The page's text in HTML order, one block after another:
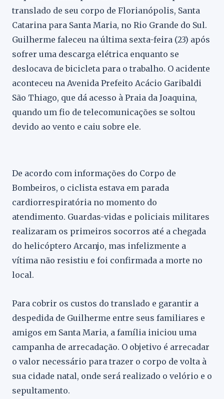
translado de seu corpo de Florianópolis, Santa
Catarina para Santa Maria, no Rio Grande do Sul.
Guilherme faleceu na última sexta-feira (23) após
sofrer uma descarga elétrica enquanto se
deslocava de bicicleta para o trabalho. O acidente
aconteceu na Avenida Prefeito Acácio Garibaldi
São Thiago, que dá acesso à Praia da Joaquina,
quando um fio de telecomunicações se soltou
devido ao vento e caiu sobre ele.
De acordo com informações do Corpo de
Bombeiros, o ciclista estava em parada
cardiorrespiratória no momento do
atendimento. Guardas-vidas e policiais militares
realizaram os primeiros socorros até a chegada
do helicóptero Arcanjo, mas infelizmente a
vítima não resistiu e foi confirmada a morte no
local.
Para cobrir os custos do translado e garantir a
despedida de Guilherme entre seus familiares e
amigos em Santa Maria, a família iniciou uma
campanha de arrecadação. O objetivo é arrecadar
o valor necessário para trazer o corpo de volta à
sua cidade natal, onde será realizado o velório e o
sepultamento.